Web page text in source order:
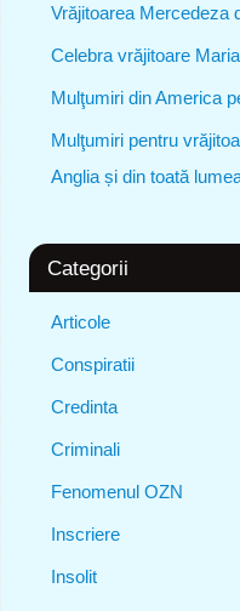
Vrăjitoarea Mercedeza
Celebra vrăjitoare
Mulţumiri din America
Mulţumiri pentru
Anglia și din toată
Categorii
Articole
Conspiratii
Credinta
Criminali
Fenomenul OZN
Inscriere
Insolit